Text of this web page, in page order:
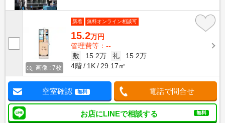
画像 : 7枚
新着 無料オンライン相談可
15.2万円
管理費等：--
敷
15.2万 礼
15.2万
4階
1K 29.17㎡
空室確認 無料 電話で問合せ
お店にLINEで相談する 無料